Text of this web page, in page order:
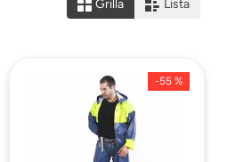
Grilla Lista
-55 %